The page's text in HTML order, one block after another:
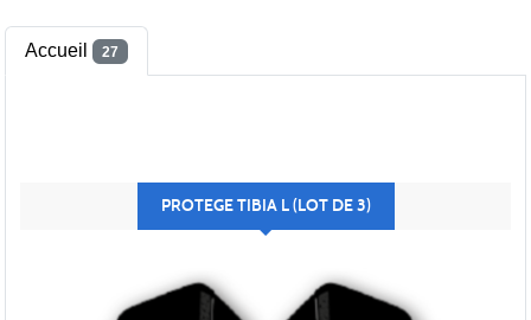
Accueil 27
PROTEGE TIBIA L (LOT DE 3)